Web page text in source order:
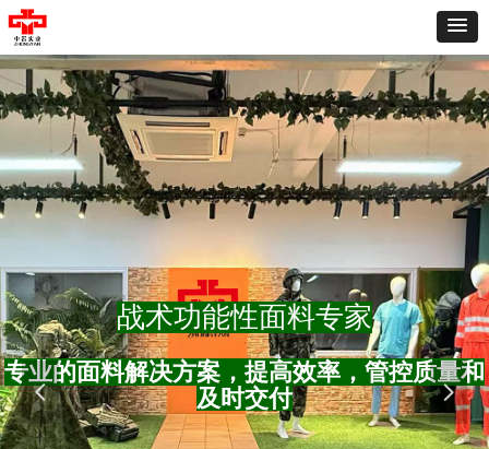
战术功能性面料专家
专业的面料解决方案，提高效率，管控质量和
及时交付
넳 넲